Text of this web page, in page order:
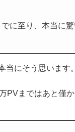
に至り、本当に驚
にそう思います。
PVまではあと僅